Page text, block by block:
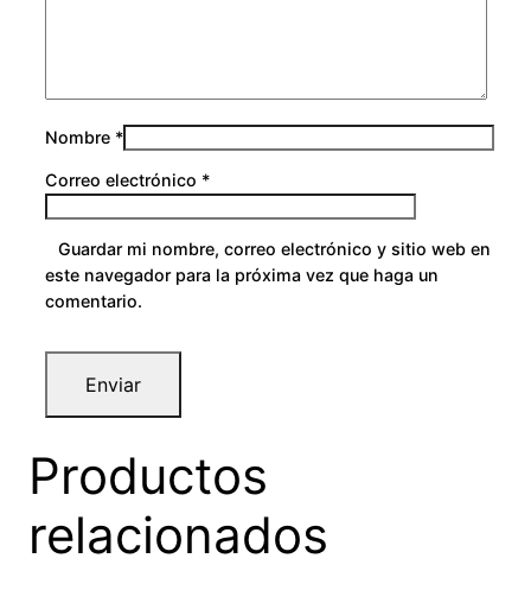
Nombre *
Correo electrónico *
Guardar mi nombre, correo electrónico y sitio web en
este navegador para la próxima vez que haga un
comentario.
Productos
relacionados